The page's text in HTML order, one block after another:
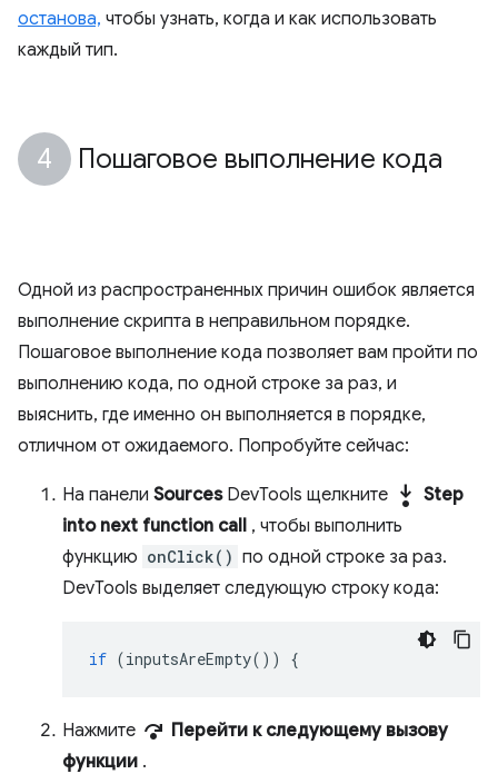
останова, чтобы узнать, когда и как использовать
каждый тип.
Пошаговое выполнение кода
Одной из распространенных причин ошибок является
выполнение скрипта в неправильном порядке.
Пошаговое выполнение кода позволяет вам пройти по
выполнению кода, по одной строке за раз, и
выяснить, где именно он выполняется в порядке,
отличном от ожидаемого. Попробуйте сейчас:
На панели SourcesDevTools щелкните step_into Step
into next function call , чтобы выполнить
функцию onClick() по одной строке за раз.
DevTools выделяет следующую строку кода:
if (inputsAreEmpty()) {
Нажмите step_over Перейти к следующему вызову
функции .